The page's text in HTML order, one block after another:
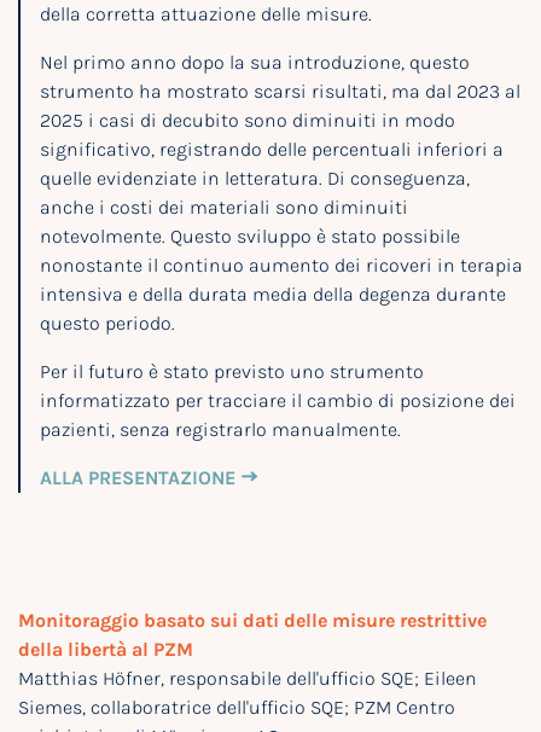
della corretta attuazione delle misure.
Nel primo anno dopo la sua introduzione, questo
strumento ha mostrato scarsi risultati, ma dal 2023 al
2025 i casi di decubito sono diminuiti in modo
significativo, registrando delle percentuali inferiori a
quelle evidenziate in letteratura. Di conseguenza,
anche i costi dei materiali sono diminuiti
notevolmente. Questo sviluppo è stato possibile
nonostante il continuo aumento dei ricoveri in terapia
intensiva e della durata media della degenza durante
questo periodo.
Per il futuro è stato previsto uno strumento
informatizzato per tracciare il cambio di posizione dei
pazienti, senza registrarlo manualmente.
ALLA PRESENTAZIONE
Monitoraggio basato sui dati delle misure restrittive
della libertà al PZM
Matthias Höfner, responsabile dell'ufficio SQE; Eileen
Siemes, collaboratrice dell'ufficio SQE; PZM Centro